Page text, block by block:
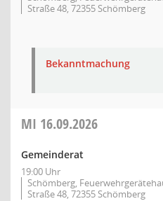
Straße 48, 72355 Schömberg
Bekanntmachung
MI 16.09.2026
Gemeinderat
19:00 Uhr
Schömberg,
Straße 48, 72355 Schömberg